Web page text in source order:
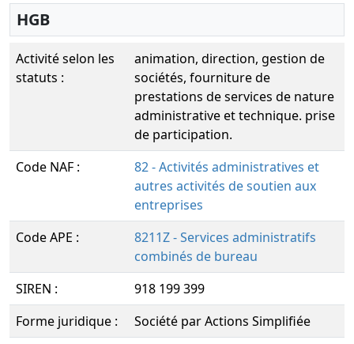
HGB
Activité selon les
statuts :
animation, direction, gestion de
sociétés, fourniture de
prestations de services de nature
administrative et technique. prise
de participation.
Code NAF :
82 - Activités administratives et
autres activités de soutien aux
entreprises
Code APE :
8211Z - Services administratifs
combinés de bureau
SIREN :
918 199 399
Forme juridique :
Société par Actions Simplifiée